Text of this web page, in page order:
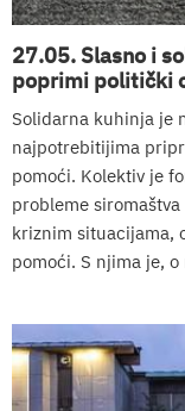
27.05. Slasno i
poprimi politički
Solidarna kuhinja je
najpotrebitijima
pomoći. Kolektiv je
probleme
kriznim situacijama,
pomoći. S njima je,